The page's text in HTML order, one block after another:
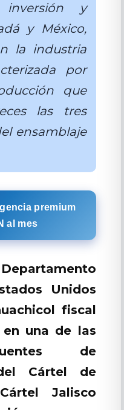
inversión y
y México,
la industria
por
que
las tres
ensamblaje
premium
al mes
Unidos
fiscal
una de las
de
Cártel de
Jalisco